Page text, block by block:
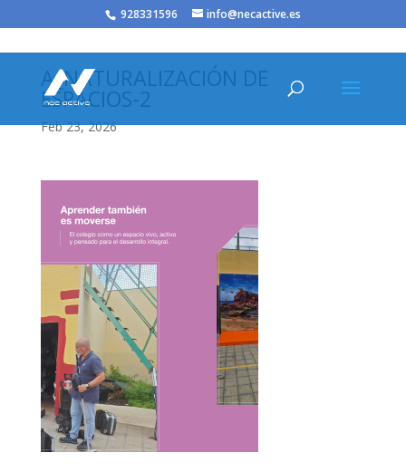
/* JS para menú plegable móvil Divi */
928331596 info@necactive.es
A_NATURALIZACIÓN DE
ESPACIOS-2
Feb 23, 2026